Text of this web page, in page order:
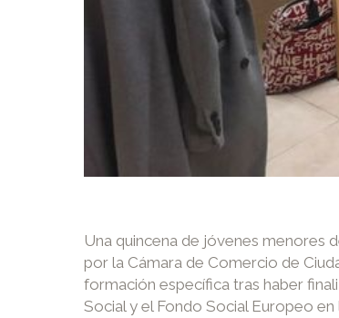
Una quincena de jóvenes menores
por la Cámara de Comercio de
formación específica tras haber
Social y el Fondo Social Europeo